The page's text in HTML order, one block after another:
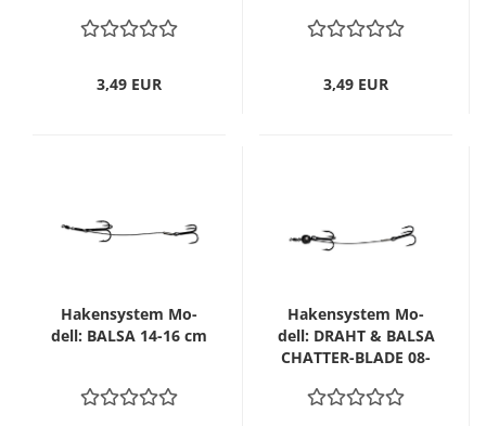
3,49 EUR 3,49 EUR
Ha­ken­sys­tem Mo­
dell: BALSA 14-16 cm
Ha­ken­sys­tem Mo­
dell: DRAHT & BALSA
CHATTER-​​BLADE 08-